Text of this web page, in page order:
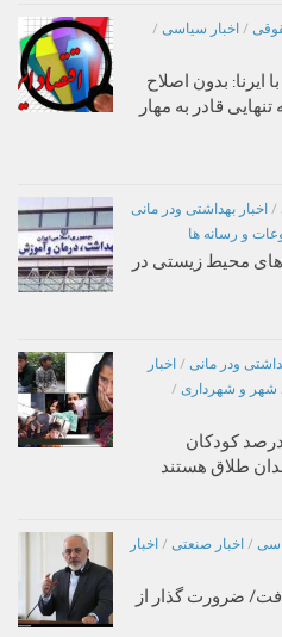
/ اخبار سیاسی /
بدون اصلاح
قادر به مهار
/ اخبار بهداشتی ودر مانی
و رسانه ها
محیط زیستی در
ودر مانی / اخبار
شهر و شهرداری /
در گفت‌وگو با ایرنا اعلام شد؛ ۲۷ درصد کودکان
طلاق هستند
/ اخبار صنعتی / اخبار
ضرورت گذار از